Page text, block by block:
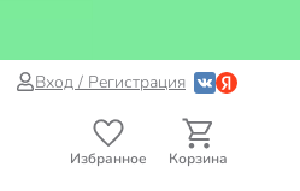
Вход / Регистрация
Избранное Корзина